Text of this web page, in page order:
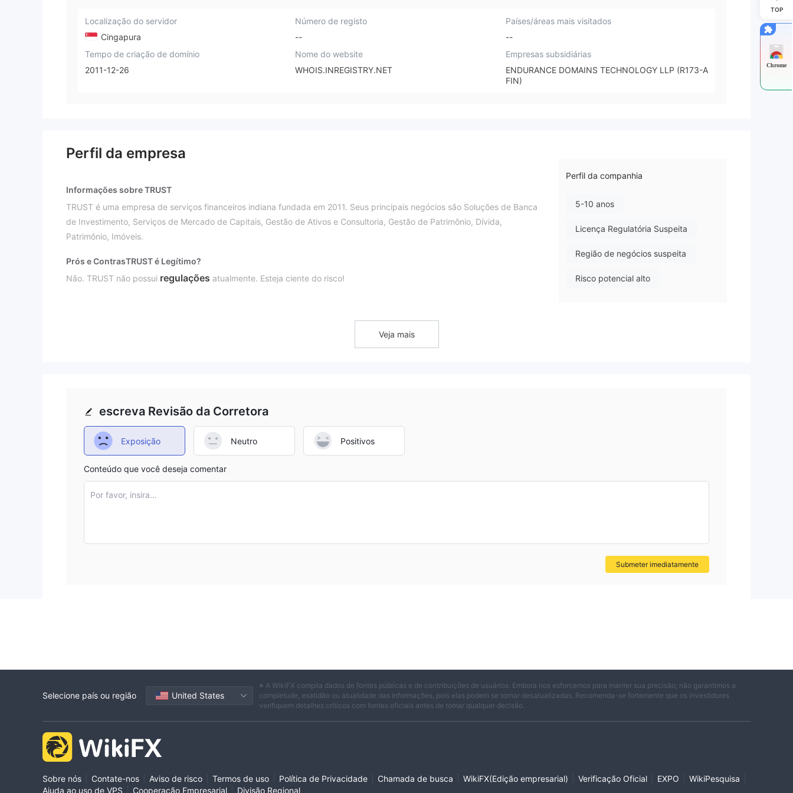
Localização do servidor
Cingapura
Número de registo
--
Países/áreas mais visitados
--
Tempo de criação de domínio
2011-12-26
Nome do website
WHOIS.INREGISTRY.NET
Empresas subsidiárias
ENDURANCE DOMAINS TECHNOLOGY LLP (R173-A
FIN)
Perfil da empresa
Informações sobre TRUST
TRUST é uma empresa de serviços financeiros indiana fundada em 2011. Seus principais negócios são Soluções de Banca
de Investimento, Serviços de Mercado de Capitais, Gestão de Ativos e Consultoria, Gestão de Patrimônio, Dívida,
Patrimônio, Imóveis.
Prós e ContrasTRUST é Legítimo?
Não. TRUST não possui regulações atualmente. Esteja ciente do risco!
As principais áreas de negócios da TRUST abrangem Soluções de Banca de Investimento, Serviços de Mercado de
Capitais, Gestão de Ativos e Consultoria, Gestão de Patrimônio, Dívida, Patrimônio, Imóveis.
Perfil da companhia
5-10 anos
Licença Regulatória Suspeita
Região de negócios suspeita
Risco potencial alto
Veja mais
escreva Revisão da Corretora
Exposição Neutro Positivos
Conteúdo que você deseja comentar
Por favor, insira...
Submeter imediatamente
TOP
Chrome
Selecione país ou região United States
※ A WikiFX compila dados de fontes públicas e de contribuições de usuários. Embora nos esforcemos para manter sua precisão, não garantimos a
completude, exatidão ou atualidade das informações, pois elas podem se tornar desatualizadas. Recomenda-se fortemente que os investidores
verifiquem detalhes críticos com fontes oficiais antes de tomar qualquer decisão.
Sobre nós Contate-nos Aviso de risco Termos de uso Política de Privacidade Chamada de busca WikiFX(Edição empresarial) Verificação Oficial EXPO WikiPesquisa
Ajuda ao uso de VPS
Cooperação Empresarial Divisão Regional